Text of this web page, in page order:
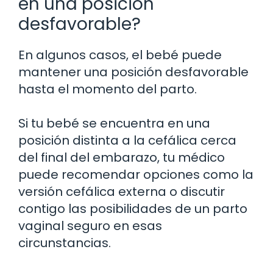
desfavorable?
En algunos casos, el bebé puede
mantener una posición desfavorable
hasta el momento del parto.
Si tu bebé se encuentra en una
posición distinta a la cefálica cerca
del final del embarazo, tu médico
puede recomendar opciones como la
versión cefálica externa o discutir
contigo las posibilidades de un parto
vaginal seguro en esas
circunstancias.